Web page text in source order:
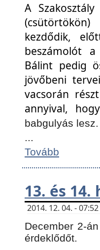
A
kezdődik,
beszámolót
Bálint pedig
jövőbeni
vacsorán
annyival,
babgulyás
...
Tovább
13. és
2014. 12. 04. -
December 2-
érdeklődőt.